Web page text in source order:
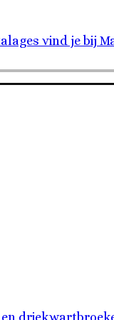
vind je bij